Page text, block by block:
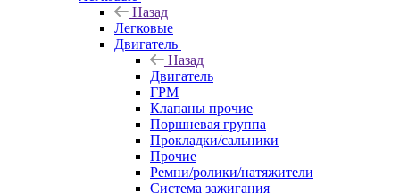
Назад
Легковые
Двигатель
Назад
Двигатель
ГРМ
Клапаны прочие
Поршневая группа
Прокладки/сальники
Прочие
Ремни/ролики/натяжители
Система зажигания